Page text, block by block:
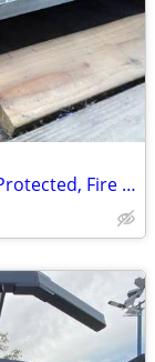
20×20 PE Fabric Storage Building – UV Protected, Fire Retardant – Heavy‑D